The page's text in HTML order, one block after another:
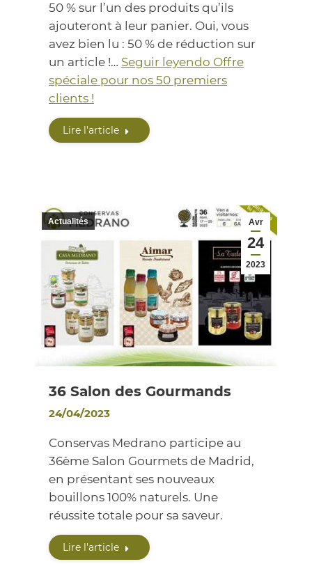
50 % sur l’un des produits qu’ils
ajouteront à leur panier. Oui, vous
avez bien lu : 50 % de réduction sur
un article !… Seguir leyendo Offre
spéciale pour nos 50 premiers
clients !
Lire l'article
Avr
24
2023
Actualités
36 Salon des Gourmands
24/04/2023
Conservas Medrano participe au
36ème Salon Gourmets de Madrid,
en présentant ses nouveaux
bouillons 100% naturels. Une
réussite totale pour sa saveur.
Lire l'article